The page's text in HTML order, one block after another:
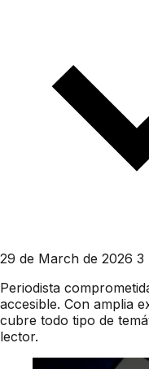
29 de March de 2026 3
Periodista
accesible. Con amplia
cubre todo tipo de
lector.